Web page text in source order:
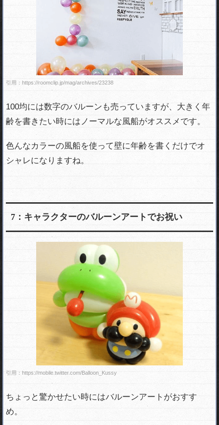
引用：https://roomclip.jp/mag/archives/23238
100均には数字のバルーンも売っていますが、大きく年
齢を書きたい時にはノーマルな風船がオススメです。
色んなカラーの風船を使って壁に年齢を書くだけでオ
シャレになりますね。
7：キャラクターのバルーンアートでお祝い
引用：https://mobile.twitter.com/Balloon_Kussy
ちょっと驚かせたい時にはバルーンアートがおすす
め。